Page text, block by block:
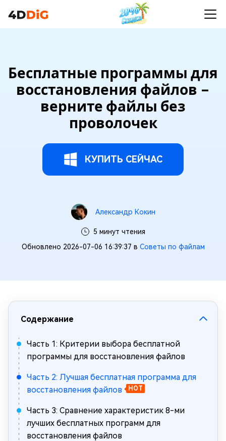
Бесплатные программы для
восстановления файлов –
верните файлы без
проволочек
КУПИТЬ СЕЙЧАС
Александр Кокин
5 минут чтения
Обновлено 2026-07-06 16:39:37 в Советы по файлам
Содержание
Часть 1: Критерии выбора бесплатной
программы для восстановления файлов
Часть 2: Лучшая бесплатная программа для
восстановления файлов
HOT
Часть 3: Сравнение характеристик 8-ми
лучших бесплатных программ для
восстановления файлов